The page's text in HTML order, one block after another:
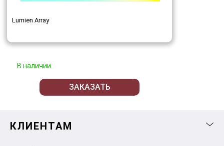
Lumien Array
В наличии
ЗАКАЗАТЬ
КЛИЕНТАМ